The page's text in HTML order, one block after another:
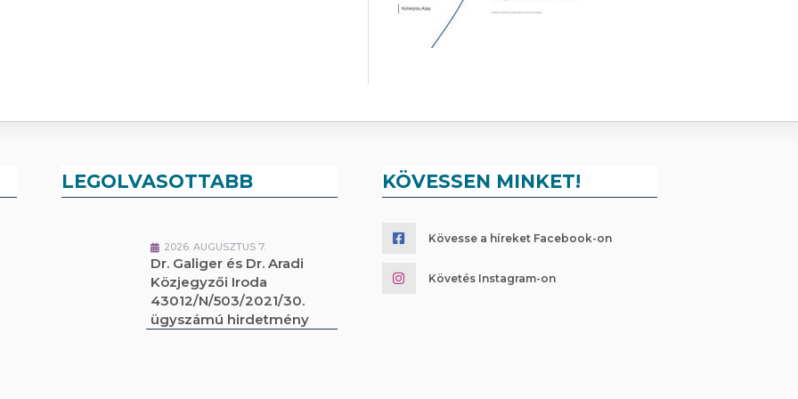
LEGOLVASOTTABB
2026. AUGUSZTUS 7.
Dr. Galiger és Dr. Aradi
Közjegyzői Iroda
43012/N/503/2021/30.
ügyszámú hirdetmény
KÖVESSEN MINKET!
Kövesse a híreket Facebook-on
Követés Instagram-on